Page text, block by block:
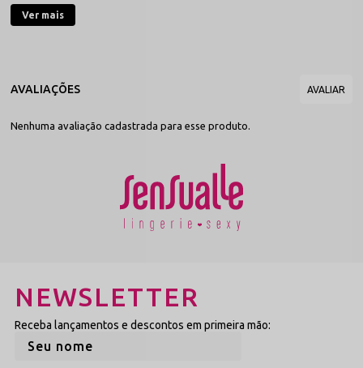
acabamentos aveludados para garantir que a peça seja confortável na
O envio é discreto?
conteúdo, garantindo total privacidade na sua entrega.
perfeitamente às formas masculinas.
Alta Respirabilidade:Tecidos que facilitam a ventilação e o
Fetiche e Sedução: Ideal para momentos especiais e para
Composição
Poliamida
Elastano
Ver mais
Nenhuma avaliação cadastrada para esse produto.
NEWSLETTER
Receba lançamentos e descontos em primeira mão: